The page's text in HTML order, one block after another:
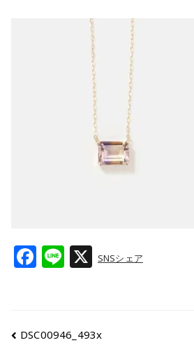
F
e
Li X
SNSシェア
DSC00946_493x